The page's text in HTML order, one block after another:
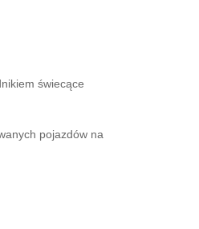
świecące
pojazdów na